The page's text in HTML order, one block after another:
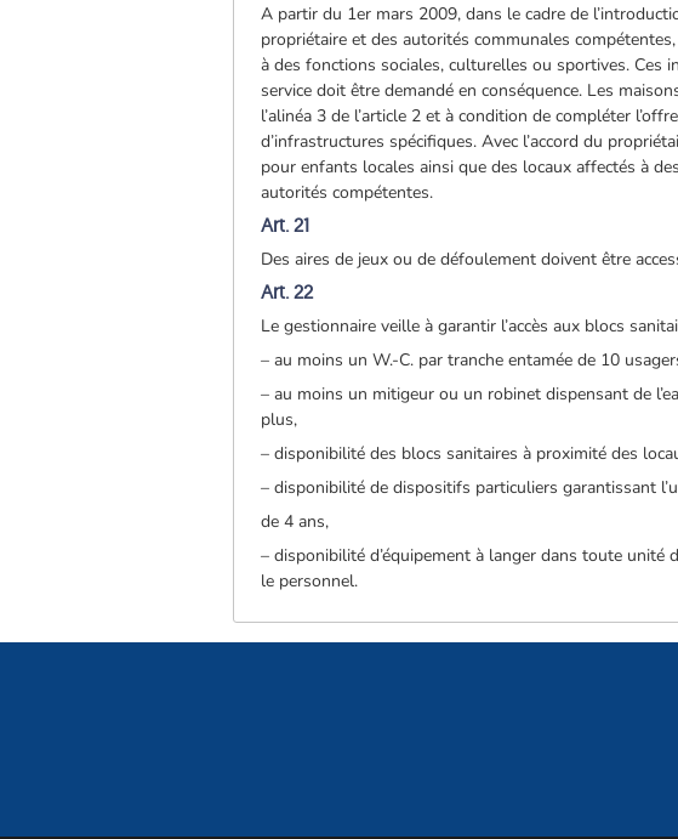
A partir du 1er mars 2009, dans le cadre de
propriétaire et des autorités communales
à des fonctions sociales, culturelles ou sportives. Ces
service doit être demandé en conséquence. Les
l’alinéa 3 de l’article 2 et à condition de compléter
d’infrastructures spécifiques. Avec l’accord du
pour enfants locales ainsi que des locaux affectés à
autorités compétentes.
Art. 21
Des aires de jeux ou de défoulement doivent être
Art. 22
Le gestionnaire veille à garantir l’accès aux blocs
– au moins un W.-C. par tranche entamée de 10
– au moins un mitigeur ou un robinet dispensant de
plus,
– disponibilité des blocs sanitaires à proximité des
– disponibilité de dispositifs particuliers garantissant
de 4 ans,
– disponibilité d’équipement à langer dans toute
le personnel.